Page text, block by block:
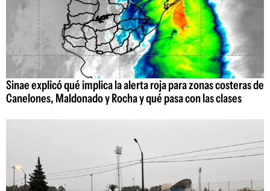
Sinae explicó qué implica la alerta roja para zonas costeras de
Canelones, Maldonado y Rocha y qué pasa con las clases